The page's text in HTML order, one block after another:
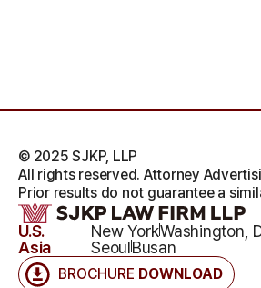
BROCHURE DOWNLOAD
U.S. New YorkWashington,
Asia
SeoulBusan
© 2025 SJKP, LLP
All rights reserved. Attorney
Prior results do not guarantee a